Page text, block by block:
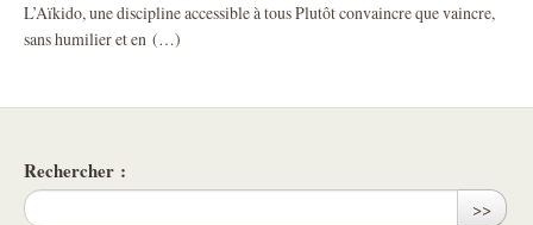
L’Aïkido, une discipline accessible à tous Plutôt convaincre que vaincre,
sans humilier et en (…)
Rechercher :
>>